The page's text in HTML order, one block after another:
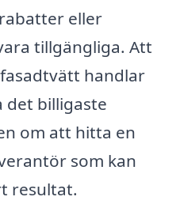
eller
tillgängliga. Att
handlar
det billigaste
om att hitta en
som kan
resultat.